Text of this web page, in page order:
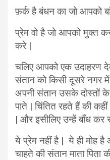
फ़र्क है बंधन का जो आपको
प्रेम वो है जो आपको मुक्त
करे |
चलिए आपको एक उदाहरण
संतान को किसी दूसरे नगर
अपनी संतान उसके दोस्तों
पाते | चिंतित रहते हैं की
| और इसीलिए उन्हें बाँध कर
ये प्रेम नहीं है | ये ही मोह है
चाहते की संतान माता